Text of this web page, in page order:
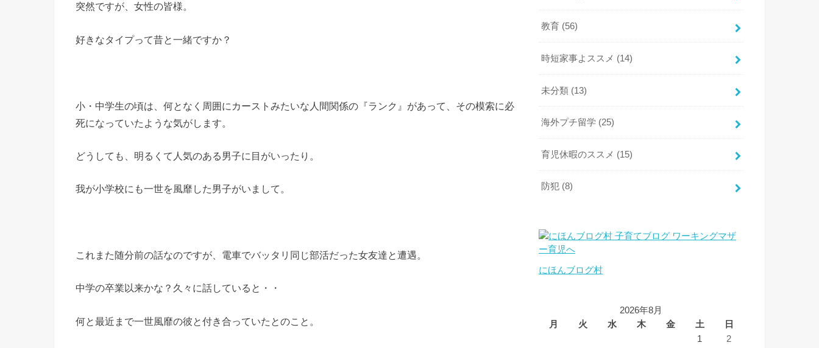
突然ですが、女性の皆様。
好きなタイプって昔と一緒ですか？
小・中学生の頃は、何となく周囲にカーストみたいな人間関係の『ランク』があって、その模索に必
死になっていたような気がします。
どうしても、明るくて人気のある男子に目がいったり。
我が小学校にも一世を風靡した男子がいまして。
これまた随分前の話なのですが、電車でバッタリ同じ部活だった女友達と遭遇。
中学の卒業以来かな？久々に話していると・・
何と最近まで一世風靡の彼と付き合っていたとのこと。
教育 (56)
時短家事よススメ (14)
未分類 (13)
海外プチ留学 (25)
育児休暇のススメ (15)
防犯 (8)
にほんブログ村
2026年8月
月
火 水 木 金 土
日
1
2